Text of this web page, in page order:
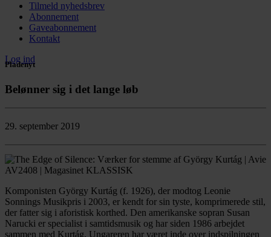
Tilmeld nyhedsbrev
Abonnement
Gaveabonnement
Kontakt
Log ind
Pladenyt
Belønner sig i det lange løb
29. september 2019
Komponisten György Kurtág (f. 1926), der modtog Leonie
Sonnings Musikpris i 2003, er kendt for sin tyste, komprimerede stil,
der fatter sig i aforistisk korthed. Den amerikanske sopran Susan
Narucki er specialist i samtidsmusik og har siden 1986 arbejdet
sammen med Kurtág. Ungareren har været inde over indspilningen